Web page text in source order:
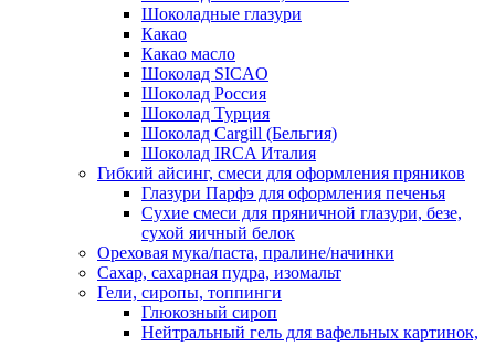
Шоколадные глазури
Какао
Какао масло
Шоколад SICAO
Шоколад Россия
Шоколад Турция
Шоколад Cargill (Бельгия)
Шоколад IRCA Италия
Гибкий айсинг, смеси для оформления пряников
Глазури Парфэ для оформления печенья
Сухие смеси для пряничной глазури, безе,
сухой яичный белок
Ореховая мука/паста, пралине/начинки
Сахар, сахарная пудра, изомальт
Гели, сиропы, топпинги
Глюкозный сироп
Нейтральный гель для вафельных картинок,